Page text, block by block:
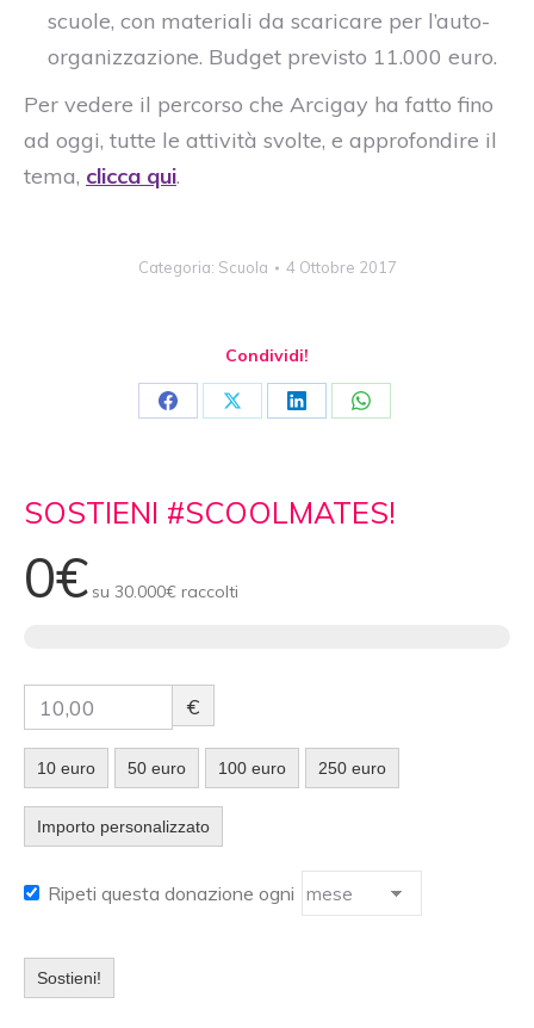
scuole, con materiali da scaricare per l’auto-
organizzazione. Budget previsto 11.000 euro.
Per vedere il percorso che Arcigay ha fatto fino
ad oggi, tutte le attività svolte, e approfondire il
tema, clicca qui.
Categoria: Scuola 4 Ottobre 2017
Condividi!
CondividiCondividiCondividiCondividi
SOSTIENI #SCOOLMATES!
0€su 30.000€ raccolti
€
10 euro 50 euro 100 euro 250 euro
Importo personalizzato
Ripeti questa donazione ogni
Sostieni!